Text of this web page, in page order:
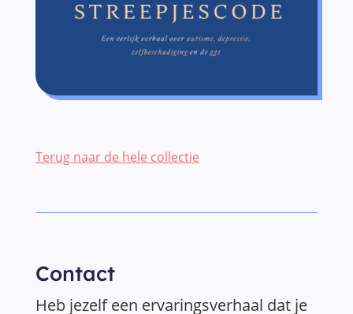
Terug naar de hele collectie
Contact
Heb jezelf een ervaringsverhaal dat je